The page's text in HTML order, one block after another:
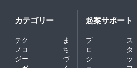
カテゴリー
テク
ノロ
ジー
ま
ち
づ
起案サポート
プ
ロ
ジ
ス
タ
ッ